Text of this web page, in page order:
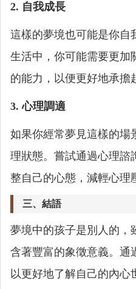
2. 自我成長
這樣的夢境也可能是你自
生活中，你可能需要更加
的能力，以便更好地承擔
3. 心理調適
如果你經常夢見這樣的場
理狀態。嘗試通過心理諮
整自己的心態，減輕心理
三、結語
夢境中的孩子是別人的，
含著豐富的象徵意義。通
以更好地了解自己的內心